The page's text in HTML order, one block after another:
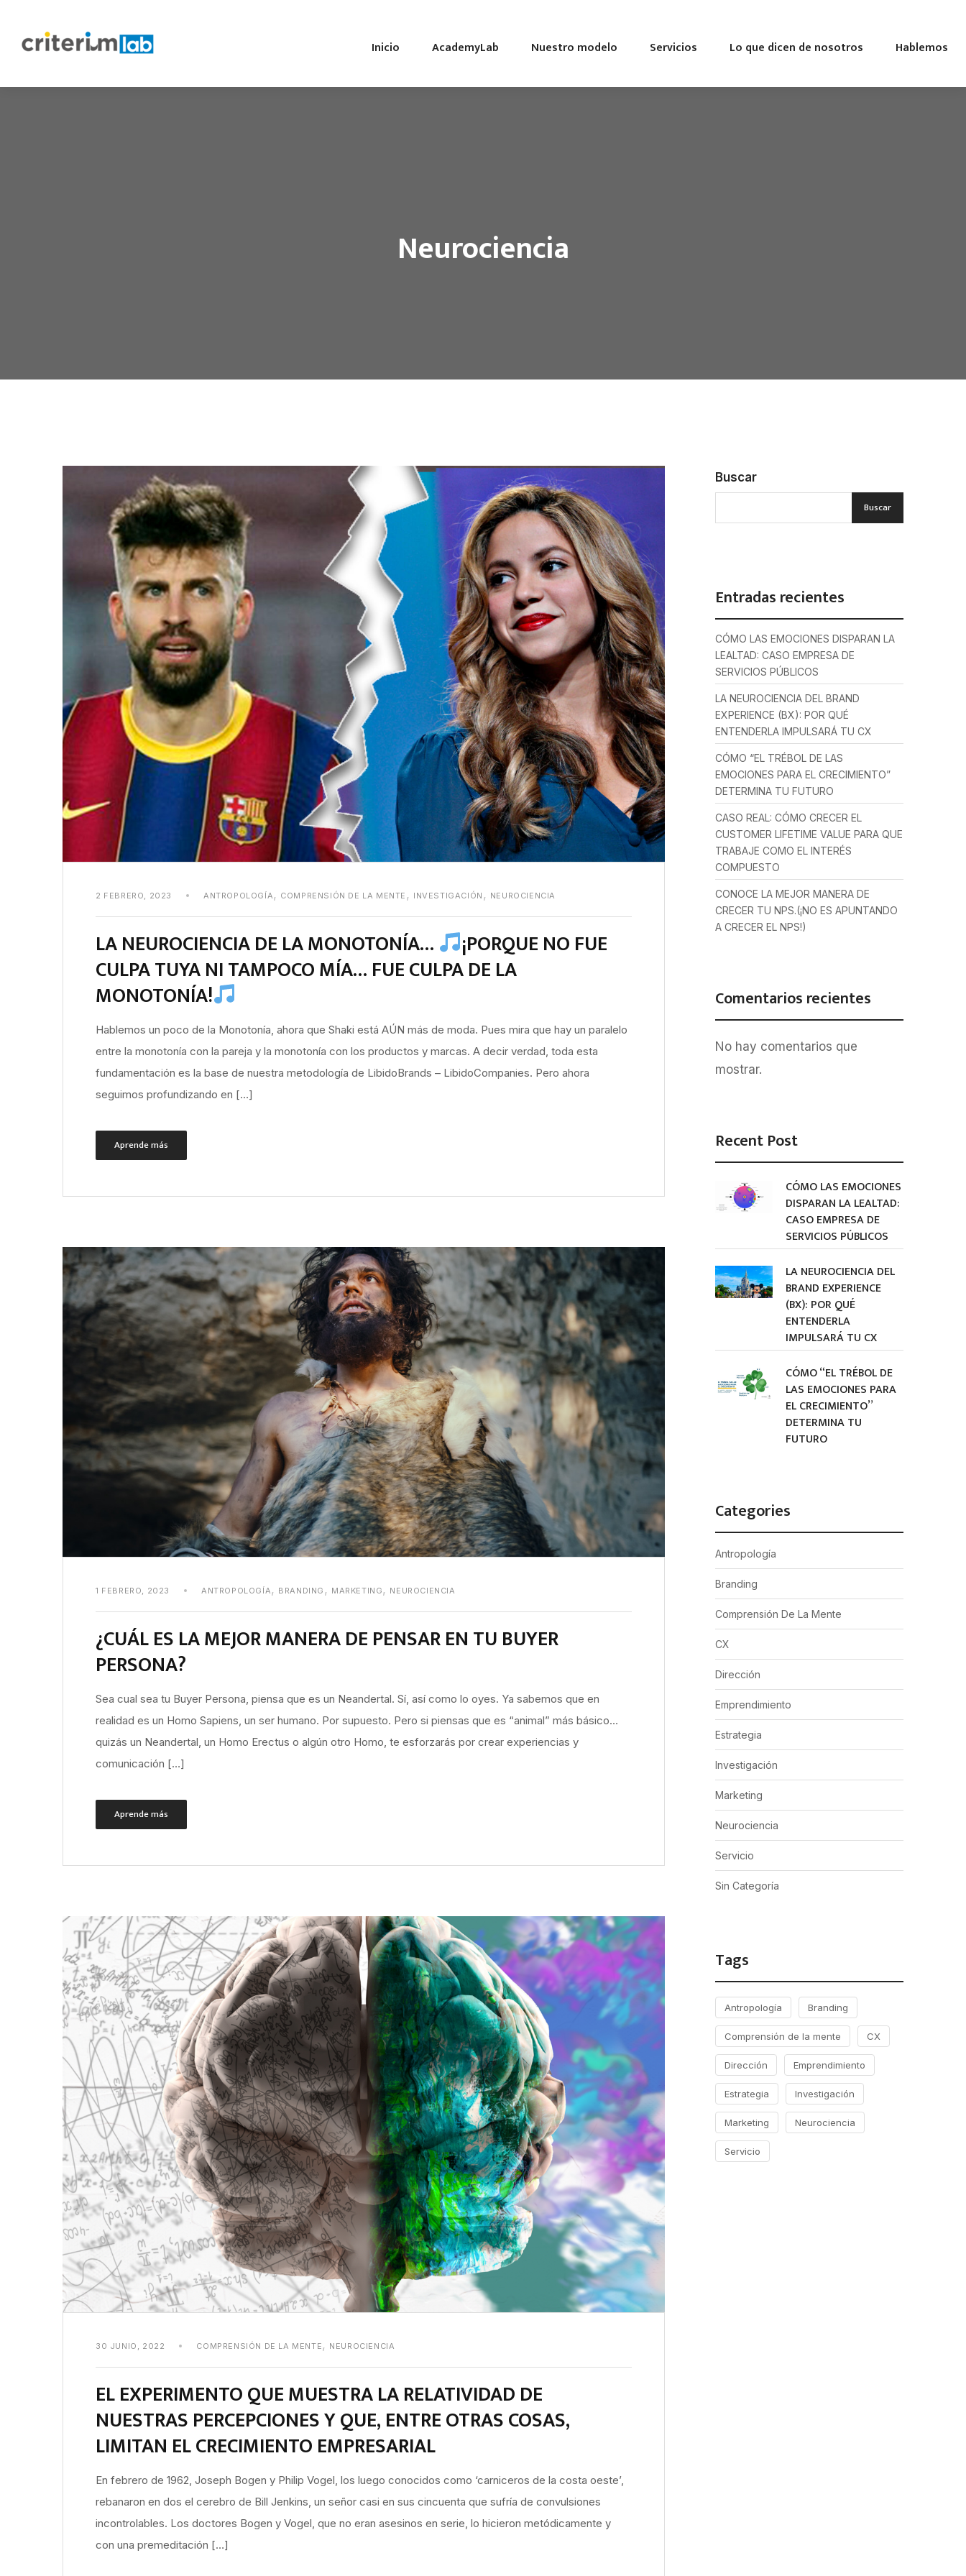
Inicio AcademyLab Nuestro modelo Servicios Lo que dicen de nosotros Hablemos
Neurociencia
2 FEBRERO, 2023 ANTROPOLOGÍA, COMPRENSIÓN DE LA MENTE , INVESTIGACIÓN , NEUROCIENCIA
LA NEUROCIENCIA DE LA MONOTONÍA… ¡PORQUE NO FUE
CULPA TUYA NI TAMPOCO MÍA… FUE CULPA DE LA
MONOTONÍA!
Hablemos un poco de la Monotonía, ahora que Shaki está AÚN más de moda. Pues mira que hay un paralelo
entre la monotonía con la pareja y la monotonía con los productos y marcas. A decir verdad, toda esta
fundamentación es la base de nuestra metodología de LibidoBrands – LibidoCompanies. Pero ahora
seguimos profundizando en […]
Aprende más
1 FEBRERO, 2023 ANTROPOLOGÍA , BRANDING , MARKETING , NEUROCIENCIA
¿CUÁL ES LA MEJOR MANERA DE PENSAR EN TU BUYER
PERSONA?
Sea cual sea tu Buyer Persona, piensa que es un Neandertal. Sí, así como lo oyes. Ya sabemos que en
realidad es un Homo Sapiens, un ser humano. Por supuesto. Pero si piensas que es “animal” más básico…
quizás un Neandertal, un Homo Erectus o algún otro Homo, te esforzarás por crear experiencias y
comunicación […]
Aprende más
30 JUNIO, 2022 COMPRENSIÓN DE LA MENTE, NEUROCIENCIA
EL EXPERIMENTO QUE MUESTRA LA RELATIVIDAD DE
NUESTRAS PERCEPCIONES Y QUE, ENTRE OTRAS COSAS,
LIMITAN EL CRECIMIENTO EMPRESARIAL
En febrero de 1962, Joseph Bogen y Philip Vogel, los luego conocidos como ‘carniceros de la costa oeste’,
rebanaron en dos el cerebro de Bill Jenkins, un señor casi en sus cincuenta que sufría de convulsiones
incontrolables. Los doctores Bogen y Vogel, que no eran asesinos en serie, lo hicieron metódicamente y
con una premeditación […]
Buscar
Buscar
Entradas recientes
CÓMO LAS EMOCIONES DISPARAN LA
LEALTAD: CASO EMPRESA DE
SERVICIOS PÚBLICOS
LA NEUROCIENCIA DEL BRAND
EXPERIENCE (BX): POR QUÉ
ENTENDERLA IMPULSARÁ TU CX
CÓMO “EL TRÉBOL DE LAS
EMOCIONES PARA EL CRECIMIENTO”
DETERMINA TU FUTURO
CASO REAL: CÓMO CRECER EL
CUSTOMER LIFETIME VALUE PARA QUE
TRABAJE COMO EL INTERÉS
COMPUESTO
CONOCE LA MEJOR MANERA DE
CRECER TU NPS.(¡NO ES APUNTANDO
A CRECER EL NPS!)
Comentarios recientes
No hay comentarios que
mostrar.
Recent Post
CÓMO LAS EMOCIONES
DISPARAN LA LEALTAD:
CASO EMPRESA DE
SERVICIOS PÚBLICOS
LA NEUROCIENCIA DEL
BRAND EXPERIENCE
(BX): POR QUÉ
ENTENDERLA
IMPULSARÁ TU CX
CÓMO “EL TRÉBOL DE
LAS EMOCIONES PARA
EL CRECIMIENTO”
DETERMINA TU
FUTURO
Categories
Antropología
Branding
Comprensión De La Mente
CX
Dirección
Emprendimiento
Estrategia
Investigación
Marketing
Neurociencia
Servicio
Sin Categoría
Tags
Antropología Branding
Comprensión de la mente CX
Dirección Emprendimiento
Estrategia Investigación
Marketing Neurociencia
Servicio